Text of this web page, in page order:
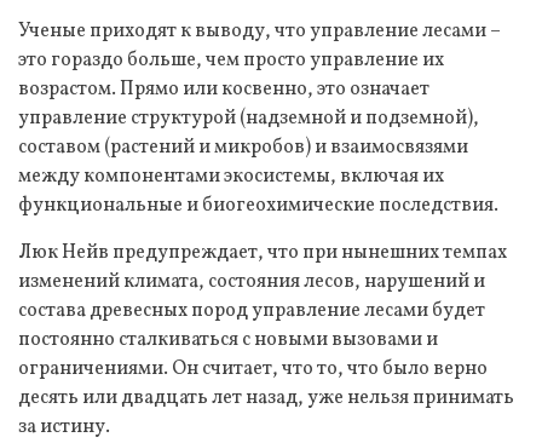
Ученые приходят к выводу, что управление лесами –
это гораздо больше, чем просто управление их
возрастом. Прямо или косвенно, это означает
управление структурой (надземной и подземной),
составом (растений и микробов) и взаимосвязями
между компонентами экосистемы, включая их
функциональные и биогеохимические последствия.
Люк Нейв предупреждает, что при нынешних темпах
изменений климата, состояния лесов, нарушений и
состава древесных пород управление лесами будет
постоянно сталкиваться с новыми вызовами и
ограничениями. Он считает, что то, что было верно
десять или двадцать лет назад, уже нельзя принимать
за истину.